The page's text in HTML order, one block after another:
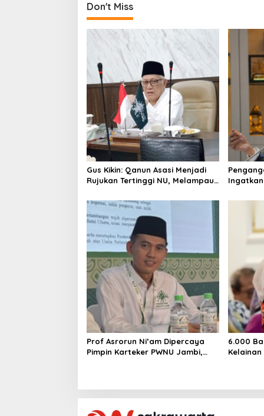
n
a
v
i
g
a
t
i
o
n
Don't Miss
Gus Kikin: Qanun Asasi Menjadi
Rujukan Tertinggi NU, Melampaui
Layak
Prof Asrorun Ni’am Dipercaya
Pimpin Karteker PWNU Jambi,
6.000